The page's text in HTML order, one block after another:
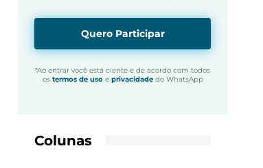
Quero Participar
*Ao entrar você está ciente e de acordo com todos
os termos de usoe privacidadedo WhatsApp
Colunas